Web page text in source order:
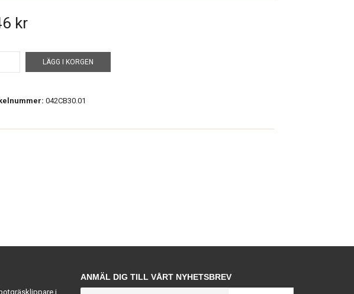
kr
LÄGG I KORGEN
042CB30.01
i
ANMÄL DIG TILL VÅRT NYHETSBREV